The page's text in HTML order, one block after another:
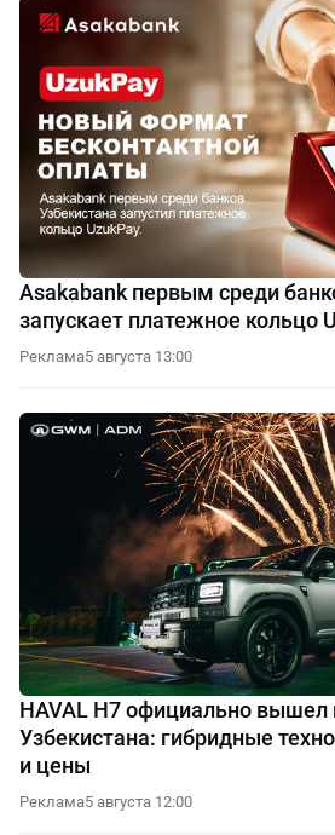
Asakabank первым среди
запускает платежное кольцо
Реклама5 августа 13:00
HAVAL H7 официально вышел
Узбекистана: гибридные
и цены
Реклама5 августа 12:00